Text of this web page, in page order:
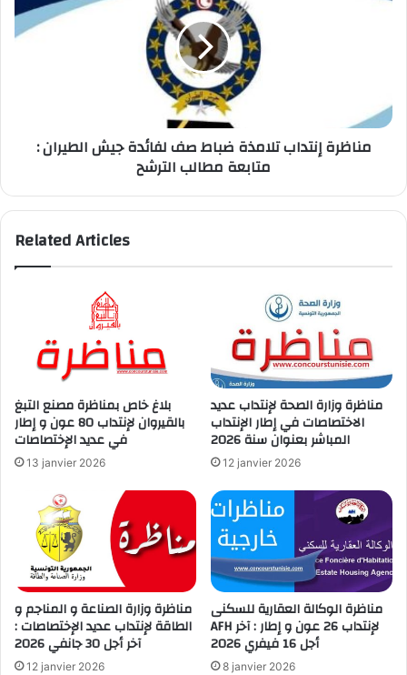
تلامذة
ضباط
متابعةمناظرة إنتداب تلامذة ضباط صف لفائدة جيش الطيران :
متابعة مطالب الترشح
Related Articles
بلاغ خاص بمناظرة مصنع التبغ
بالقيروان لإنتداب 80 عون و إطار
في عديد الإختصاصات
13 janvier 2026
مناظرة وزارة الصحة لإنتداب عديد
الاختصاصات في إطار الإنتداب
المباشر بعنوان سنة 2026
12 janvier 2026
مناظرة وزارة الصناعة و المناجم و
الطاقة لإنتداب عديد الإختصاصات :
آخر أجل 30 جانفي 2026
12 janvier 2026
مناظرة الوكالة العقارية للسكنى
AFH لإنتداب 26 عون و إطار : آخر
أجل 16 فيفري 2026
8 janvier 2026